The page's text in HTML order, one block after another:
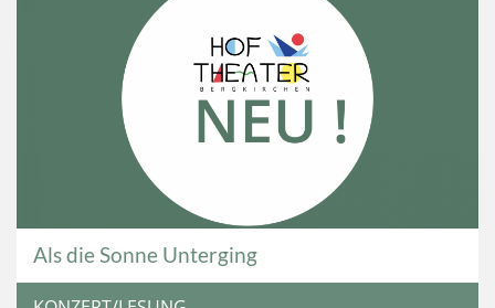
Als die Sonne Unterging